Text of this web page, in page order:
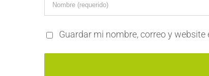
Guardar mi nombre, correo y